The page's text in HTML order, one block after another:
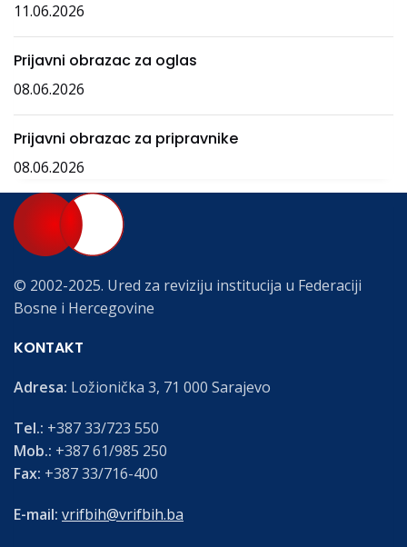
11.06.2026
Prijavni obrazac za oglas
08.06.2026
Prijavni obrazac za pripravnike
08.06.2026
© 2002-2025. Ured za reviziju institucija u Federaciji
Bosne i Hercegovine
KONTAKT
Adresa: Ložionička 3, 71 000 Sarajevo
Tel.: +387 33/723 550
Mob.: +387 61/985 250
Fax: +387 33/716-400
E-mail: vrifbih@vrifbih.ba